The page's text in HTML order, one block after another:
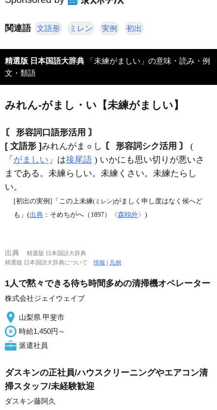
関連語 文語形 ミレン 実例 初出
精選版 日本国語大辞典
文・類語
みれん‐がまし・い【未練がましい】
〘 形容詞口語形活用 〙
[ 文語形 ]みれんがま し 〘 形容詞シク活用 〙
(
「 がましい 」は接尾語 ) いかにも思い切りが悪いさ
まである。未練らしい。未練くさい。未練たらし
い。
[初出の実例]「この上未練(ミレン)がましく申し度はなく候へど
も」(出典 ：そめちがへ（1897）〈森鴎外〉)
出典
精選版 日本国語大辞典
精選版 日本国語大辞典について情報 凡例
1人で黙々できる待ち時間多めの清掃機オペレーター
株式会社ジェイウェイブ
山梨県 甲斐市
時給1,450円～
派遣社員
ダスキンの正社員/ハウスクリーニングやエアコン清
掃スタッフ/未経験歓迎
ダスキン藤阿久